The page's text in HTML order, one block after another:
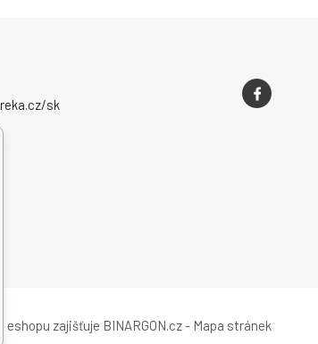
sk
eshopu zajišťuje BINARGON.cz- Mapa stránek